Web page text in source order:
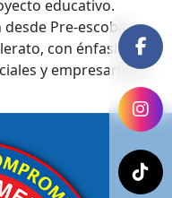
educativo.
Pre-escobar,
con énfasis en
y empresariales.